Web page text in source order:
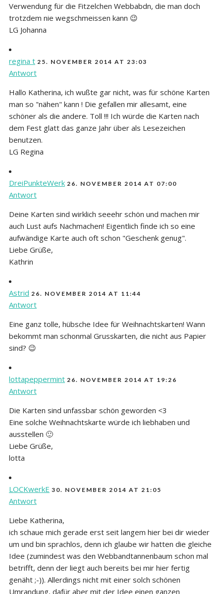
Verwendung für die Fitzelchen Webbabdn, die man doch
trotzdem nie wegschmeissen kann 😉
LG Johanna
regina t 25. NOVEMBER 2014 AT 23:03
Antwort
Hallo Katherina, ich wußte gar nicht, was für schöne Karten
man so "nähen" kann ! Die gefallen mir allesamt, eine
schöner als die andere. Toll !!! Ich würde die Karten nach
dem Fest glatt das ganze Jahr über als Lesezeichen
benutzen.
LG Regina
DreiPunkteWerk 26. NOVEMBER 2014 AT 07:00
Antwort
Deine Karten sind wirklich seeehr schön und machen mir
auch Lust aufs Nachmachen! Eigentlich finde ich so eine
aufwändige Karte auch oft schon "Geschenk genug".
Liebe Grüße,
Kathrin
Astrid 26. NOVEMBER 2014 AT 11:44
Antwort
Eine ganz tolle, hübsche Idee für Weihnachtskarten! Wann
bekommt man schonmal Grusskarten, die nicht aus Papier
sind? 😉
lottapeppermint 26. NOVEMBER 2014 AT 19:26
Antwort
Die Karten sind unfassbar schön geworden <3
Eine solche Weihnachtskarte würde ich liebhaben und
ausstellen 🙂
Liebe Grüße,
lotta
LOCKwerkE 30. NOVEMBER 2014 AT 21:05
Antwort
Liebe Katherina,
ich schaue mich gerade erst seit langem hier bei dir wieder
um und bin sprachlos, denn ich glaube wir hatten die gleiche
Idee (zumindest was den Webbandtannenbaum schon mal
betrifft, denn der liegt auch bereits bei mir hier fertig
genäht ;-)). Allerdings nicht mit einer solch schönen
Umrandung, dafür aber mit der Idee einen ganzen